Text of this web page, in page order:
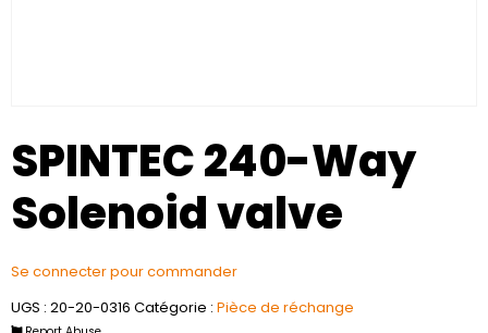
SPINTEC 240-Way
Solenoid valve
Se connecter pour commander
UGS : 20-20-0316 Catégorie : Pièce de réchange